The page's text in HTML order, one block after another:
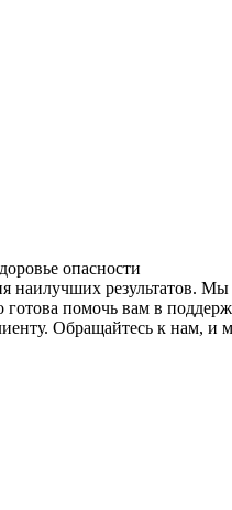
опасности
результатов. Мы
помочь вам в
Обращайтесь к нам, и